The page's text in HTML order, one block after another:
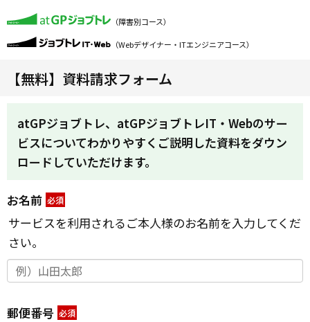
（障害別コース）
（Webデザイナー・ITエンジニアコース）
【無料】資料請求フォーム
atGPジョブトレ、atGPジョブトレIT・Webのサー
ビスについてわかりやすくご説明した資料をダウン
ロードしていただけます。
お名前
サービスを利用されるご本人様のお名前を入力してくだ
さい。
郵便番号